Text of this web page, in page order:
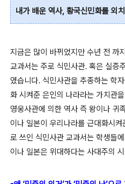
내가 배운 역사, 황국신민화를 외
지금은 많이 바뀌었지만 수년 전 까
교과서는 주로 식민사관. 혹은 실증
였습니다. 식민사관을 추종하는 학
화 시켜준 은인의 나라라는 가치관
영웅사관에 의한 역사 즉 왕이나 귀
이나 일본이 우리나라를 근대화시
로 쓰인 식민사관 교과서는 학생들
이나 일본은 위대하다는 사대주의